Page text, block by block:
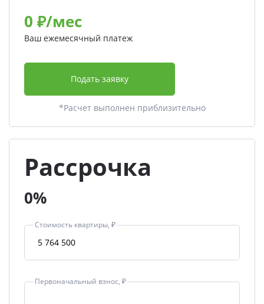
0 ₽/мес
Ваш ежемесячный платеж
Подать заявку
*Расчет выполнен приблизительно
Рассрочка
0%
Стоимость квартиры, ₽
Первоначальный взнос, ₽